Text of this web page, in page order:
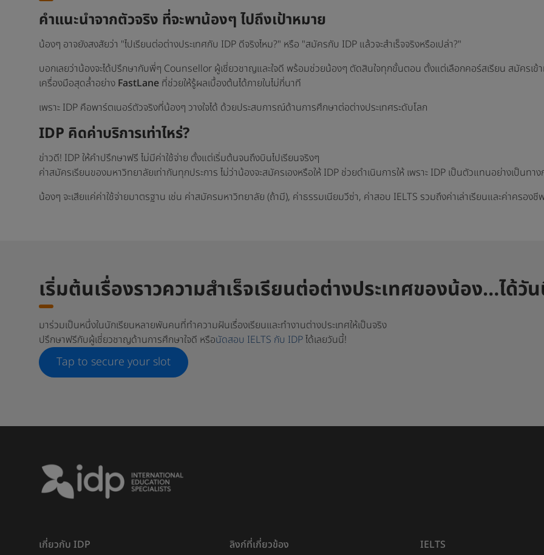
คำแนะนำจากตัวจริง ที่จะพาน้องๆ ไปถึงเป้าหมาย
น้องๆ อาจยังสงสัยว่า "ไปเรียนต่อต่างประเทศกับ IDP ดีจริงไหม?" หรือ "สมัครกับ IDP แล้วจะสำเร็จจริงหรือเปล่า?"
บอกเลยว่าน้องจะได้ปรึกษากับพี่ๆ Counsellor ผู้เชี่ยวชาญและใจดี พร้อมช่วยน้องๆ ตัดสินใจทุกขั้นตอน ตั้งแต่เลือกคอร์สเรียน สมัครเข้
เครื่องมือสุดล้ำอย่าง FastLane ที่ช่วยให้รู้ผลเบื้องต้นได้ภายในไม่กี่นาที
เพราะ IDP คือพาร์ตเนอร์ตัวจริงที่น้องๆ วางใจได้ ด้วยประสบการณ์ด้านการศึกษาต่อต่างประเทศระดับโลก
IDP คิดค่าบริการเท่าไหร่?
ข่าวดี! IDP ให้คำปรึกษาฟรี ไม่มีค่าใช้จ่าย ตั้งแต่เริ่มต้นจนถึงบินไปเรียนจริงๆ
ค่าสมัครเรียนของมหาวิทยาลัยเท่ากันทุกประการ ไม่ว่าน้องจะสมัครเองหรือให้ IDP ช่วยดำเนินการให้ เพราะ IDP เป็นตัวแทนอย่างเป็นทา
น้องๆ จะเสียแค่ค่าใช้จ่ายมาตรฐาน เช่น ค่าสมัครมหาวิทยาลัย (ถ้ามี), ค่าธรรมเนียมวีซ่า, ค่าสอบ IELTS รวมถึงค่าเล่าเรียนและค่าครอง
เริ่มต้นเรื่องราวความสำเร็จเรียนต่อต่างประเทศของน้อง…ได้วั
มาร่วมเป็นหนึ่งในนักเรียนหลายพันคนที่ทำความฝันเรื่องเรียนและทำงานต่างประเทศให้เป็นจริง
ปรึกษาฟรีกับผู้เชี่ยวชาญด้านการศึกษาใจดี หรือนัดสอบ IELTS กับ IDPได้เลยวันนี้!
Tap to secure your slot
เกี่ยวกับ IDP ลิงก์ที่เกี่ยวข้อง IELTS